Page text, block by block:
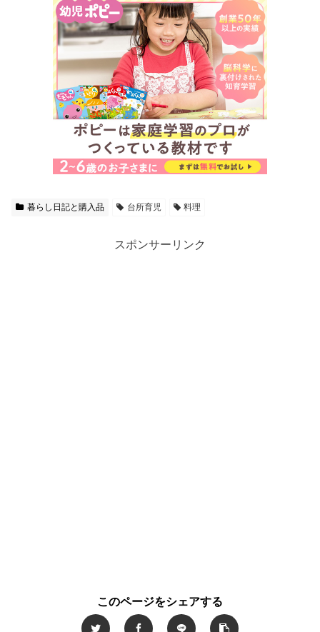
暮らし日記と購入品 台所育児 料理
スポンサーリンク
このページをシェアする